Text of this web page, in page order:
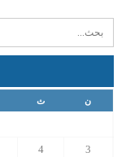
ن ث
3
4